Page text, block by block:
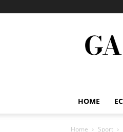
HOME
Home Sport